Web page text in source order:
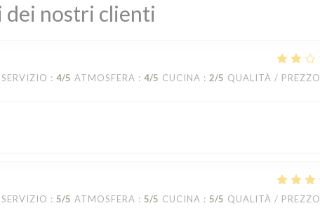
dei nostri clienti
SERVIZIO : 4/5 ATMOSFERA : 4/5 CUCINA : 2/5 QUALITÀ / PREZZO
SERVIZIO : 5/5 ATMOSFERA : 5/5 CUCINA : 5/5 QUALITÀ / PREZZO